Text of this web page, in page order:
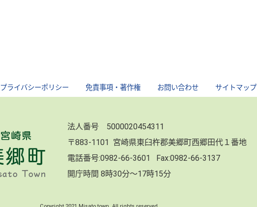
プライバシーポリシー 免責事項・著作権 お問い合わせ サイトマップ
法人番号 5000020454311
〒883-1101 宮崎県東臼杵郡美郷町西郷田代１番地
電話番号:0982-66-3601
Fax:0982-66-3137
開庁時間 8時30分～17時15分